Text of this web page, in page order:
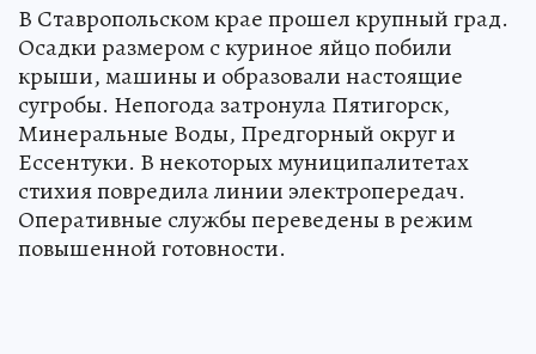
В Ставропольском крае прошел крупный град.
Осадки размером с куриное яйцо побили
крыши, машины и образовали настоящие
сугробы. Непогода затронула Пятигорск,
Минеральные Воды, Предгорный округ и
Ессентуки. В некоторых муниципалитетах
стихия повредила линии электропередач.
Оперативные службы переведены в режим
повышенной готовности.